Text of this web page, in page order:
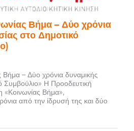
Βήμα – Δύο χρόνια
στο Δημοτικό
Βήμα – Δύο χρόνια δυναμικής
Συμβούλιο» Η Προοδευτική
«Κοινωνίας Βήμα»,
από την ίδρυσή της και δύο